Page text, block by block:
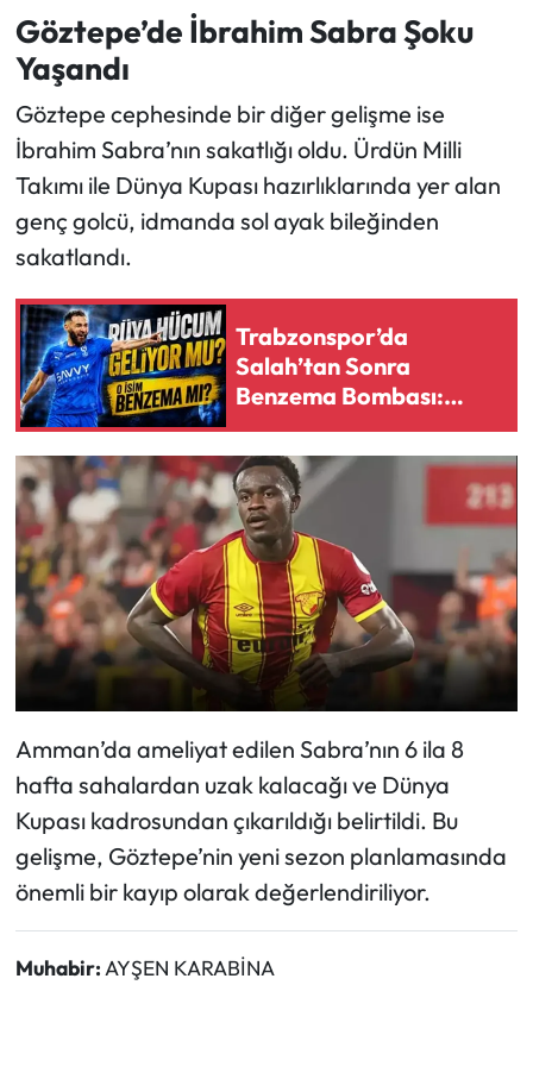
Göztepe’de İbrahim Sabra Şoku
Yaşandı
Göztepe cephesinde bir diğer gelişme ise
İbrahim Sabra’nın sakatlığı oldu. Ürdün Milli
Takımı ile Dünya Kupası hazırlıklarında yer alan
genç golcü, idmanda sol ayak bileğinden
sakatlandı.
Trabzonspor’da
Salah’tan Sonra
Benzema Bombası:
Görüşmeler Başladı
İddiası
Amman’da ameliyat edilen Sabra’nın 6 ila 8
hafta sahalardan uzak kalacağı ve Dünya
Kupası kadrosundan çıkarıldığı belirtildi. Bu
gelişme, Göztepe’nin yeni sezon planlamasında
önemli bir kayıp olarak değerlendiriliyor.
Muhabir:AYŞEN KARABİNA